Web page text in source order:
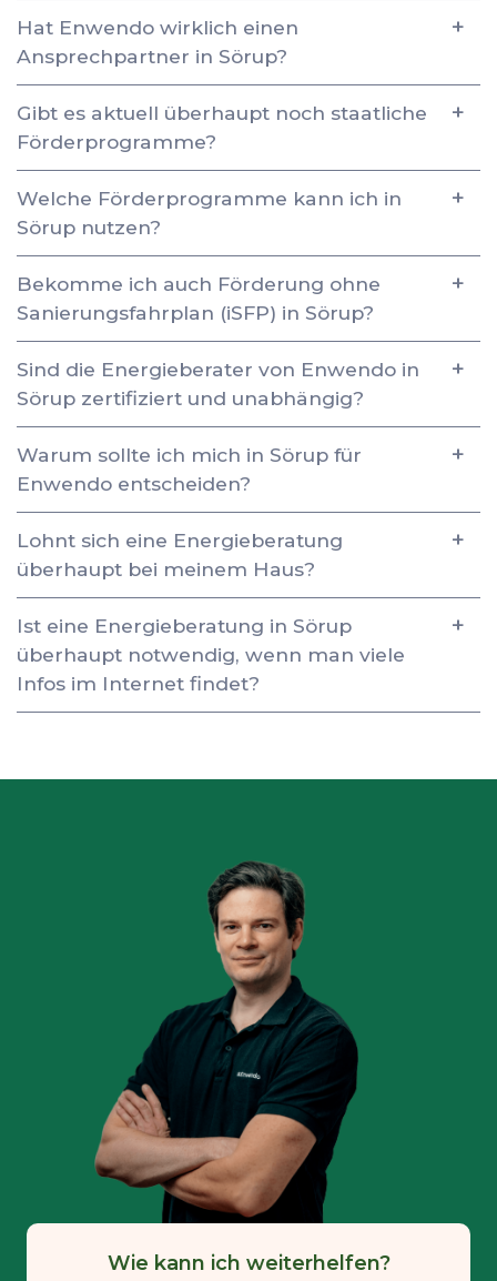
Hat Enwendo wirklich einen
Ansprechpartner in Sörup?
Gibt es aktuell überhaupt noch staatliche
Förderprogramme?
Welche Förderprogramme kann ich in
Sörup nutzen?
Bekomme ich auch Förderung ohne
Sanierungsfahrplan (iSFP) in Sörup?
Sind die Energieberater von Enwendo in
Sörup zertifiziert und unabhängig?
Warum sollte ich mich in Sörup für
Enwendo entscheiden?
Lohnt sich eine Energieberatung
überhaupt bei meinem Haus?
Ist eine Energieberatung in Sörup
überhaupt notwendig, wenn man viele
Infos im Internet findet?
Wie kann ich weiterhelfen?